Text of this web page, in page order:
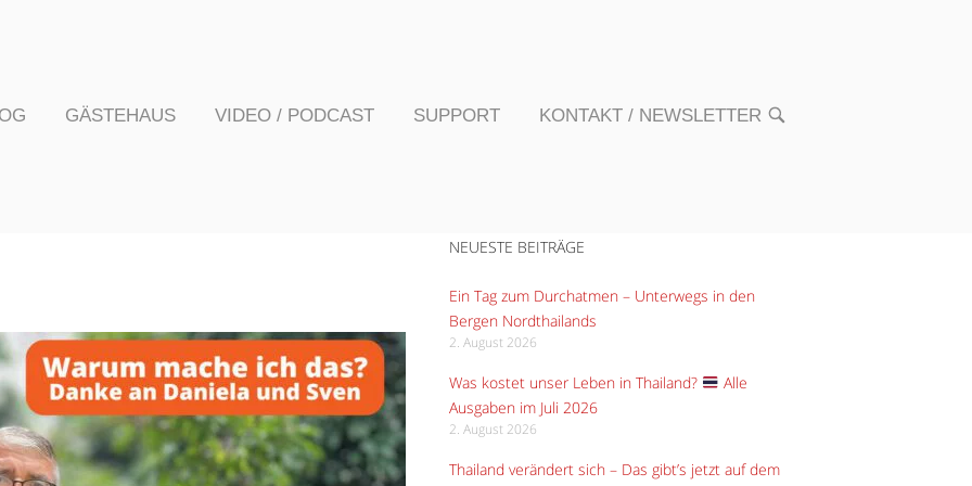
GÄSTEHAUS VIDEO / PODCAST SUPPORT KONTAKT / NEWSLETTER OPEN
NEUESTE BEITRÄGE
Ein Tag zum Durchatmen – Unterwegs in den
Bergen Nordthailands
2. August 2026
Was kostet unser Leben in Thailand?
Alle
Ausgaben im Juli 2026
2. August 2026
Thailand verändert sich – Das gibt’s jetzt auf dem